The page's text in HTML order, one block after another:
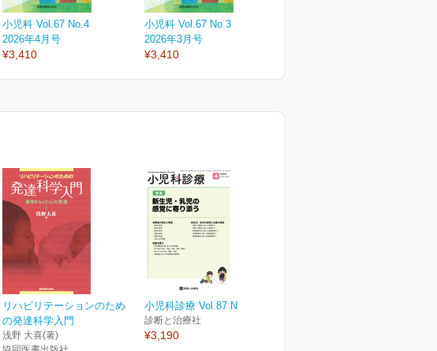
小児科 Vol.67 No.4
2026年4月号
¥3,410
小児科 Vol.67 No.3
2026年3月号
¥3,410
リハビリテーションのため
の発達科学入門
浅野 大喜(著)
小児科診療 Vol.87 No.4
診断と治療社
¥3,190